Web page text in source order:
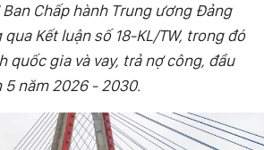
Chấp hành Trung ương Đảng
Kết luận số 18-KL/TW, trong đó
quốc gia và vay, trả nợ công, đầu
năm 2026 - 2030.